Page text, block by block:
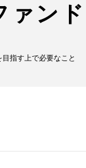
ン
指す上で必要なこと